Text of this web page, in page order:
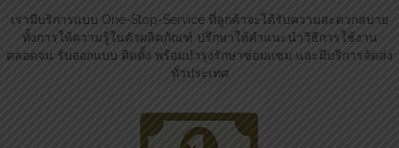
เรามีบริการแบบ One-Stop-Service ที่ลูกค้าจะได้รับความสะดวกสบาย
ทั้งการให้ความรู้ในตัวผลิตภัณฑ์ ปรึกษาให้คำแนะนำวิธีการใช้งาน
ตลอดจน รับออกแบบ ติดตั้ง พร้อมบำรุงรักษาซ่อมแซม และมีบริการจัดส่ง
ทั่วประเทศ